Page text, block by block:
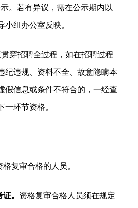
。若有异议，需在公示期内以
小组办公室反映。
贯穿招聘全过程，如在招聘过程
纪违规、资料不全、故意隐瞒本
假信息或条件不符合的，一经查
一环节资格。
格复审合格的人员。
。 资格复审合格人员须在规定